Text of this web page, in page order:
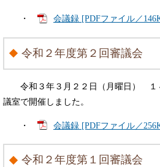
・ 会議録 [PDFファイル／
令和２年度第２回審議会
令和３年３月２２日（月曜日） １
議室で開催しました。
・ 会議録 [PDFファイル／
令和２年度第１回審議会